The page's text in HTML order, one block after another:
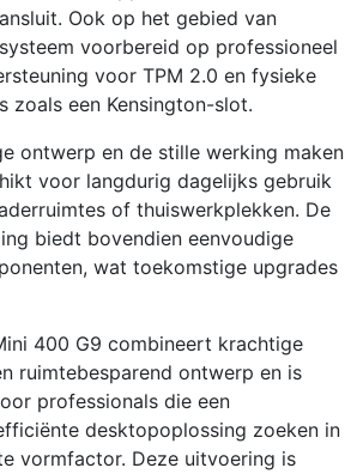
Ook op het gebied van
voorbereid op professioneel
voor TPM 2.0 en fysieke
zoals een Kensington-slot.
ontwerp en de stille werking maken
voor langdurig dagelijks gebruik
of thuiswerkplekken. De
biedt bovendien eenvoudige
wat toekomstige upgrades
400 G9 combineert krachtige
ruimtebesparend ontwerp en is
professionals die een
desktopoplossing zoeken in
vormfactor. Deze uitvoering is